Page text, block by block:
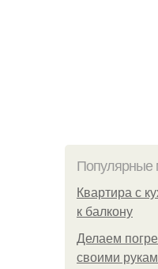
Популярные
Квартира с
к балкону
Делаем
своими